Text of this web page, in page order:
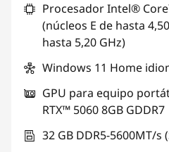
Procesador Intel®
(núcleos E de hasta
hasta 5,20 GHz)
Windows 11 Home
GPU para equipo
RTX™ 5060 8GB GDDR7
32 GB DDR5-5600MT/s